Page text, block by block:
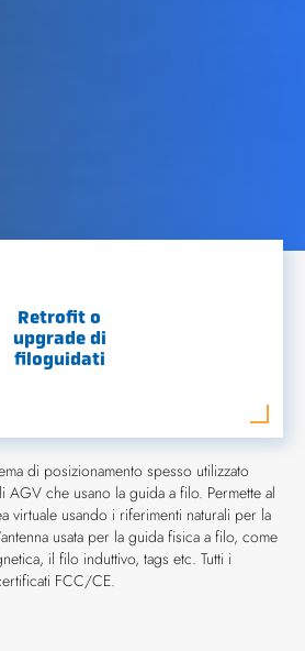
Retrofit o
upgrade di
filoguidati
di posizionamento spesso utilizzato
che usano la guida a filo. Permette al
virtuale usando i riferimenti naturali per la
usata per la guida fisica a filo, come
il filo induttivo, tags etc. Tutti i
FCC/CE.